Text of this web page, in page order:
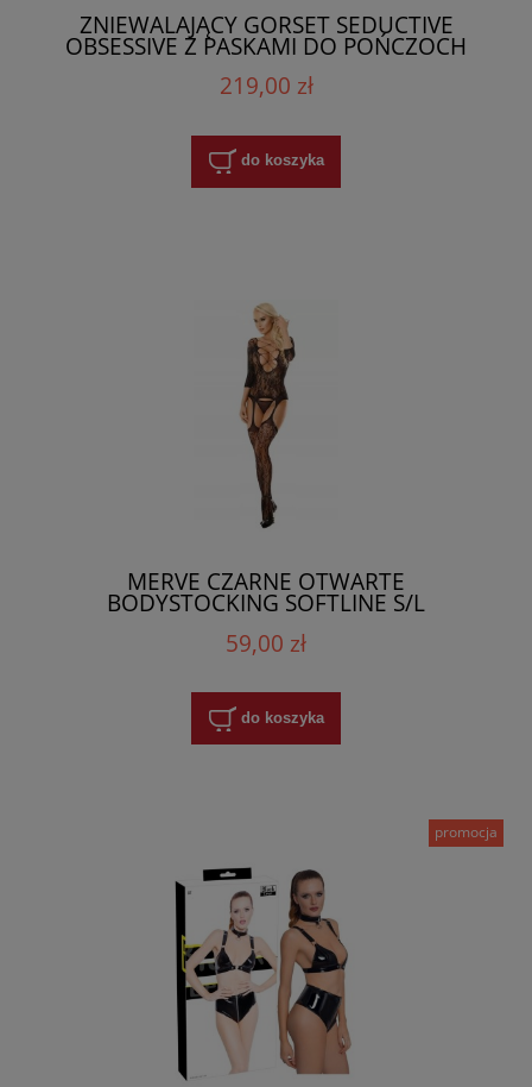
ZNIEWALAJĄCY GORSET SEDUCTIVE
OBSESSIVE Z PASKAMI DO POŃCZOCH
219,00 zł
do koszyka
MERVE CZARNE OTWARTE
BODYSTOCKING SOFTLINE S/L
59,00 zł
do koszyka
promocja